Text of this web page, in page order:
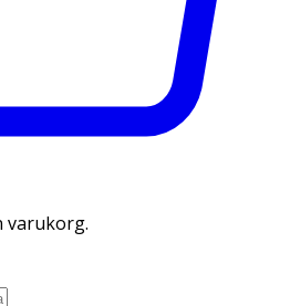
varukorg.